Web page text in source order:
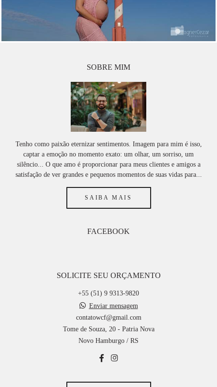
SOBRE MIM
Tenho como paixão eternizar sentimentos. Imagem para mim é isso,
captar a emoção no momento exato: um olhar, um sorriso, um
silêncio... O que amo é proporcionar para meus clientes e amigos a
satisfação de ver grandes e pequenos momentos de suas vidas para...
SAIBA MAIS
FACEBOOK
SOLICITE SEU ORÇAMENTO
+55 (51) 9 9313-9820
Enviar mensagem
contatowcf@gmail.com
Tome de Souza, 20 - Patria Nova
Novo Hamburgo / RS